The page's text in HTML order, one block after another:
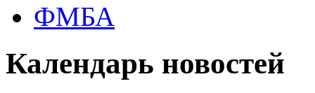
ФМБА
Календарь новостей